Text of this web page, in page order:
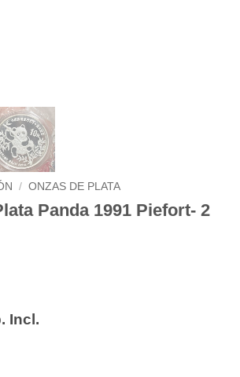
/ ONZAS DE PLATA
Panda 1991 Piefort- 2
Incl.